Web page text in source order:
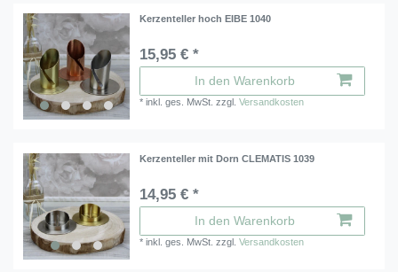
Kerzenteller hoch EIBE 1040
15,95 € *
In den Warenkorb
*inkl. ges. MwSt. zzgl.Versandkosten
Kerzenteller mit Dorn CLEMATIS 1039
14,95 € *
In den Warenkorb
*inkl. ges. MwSt. zzgl.Versandkosten